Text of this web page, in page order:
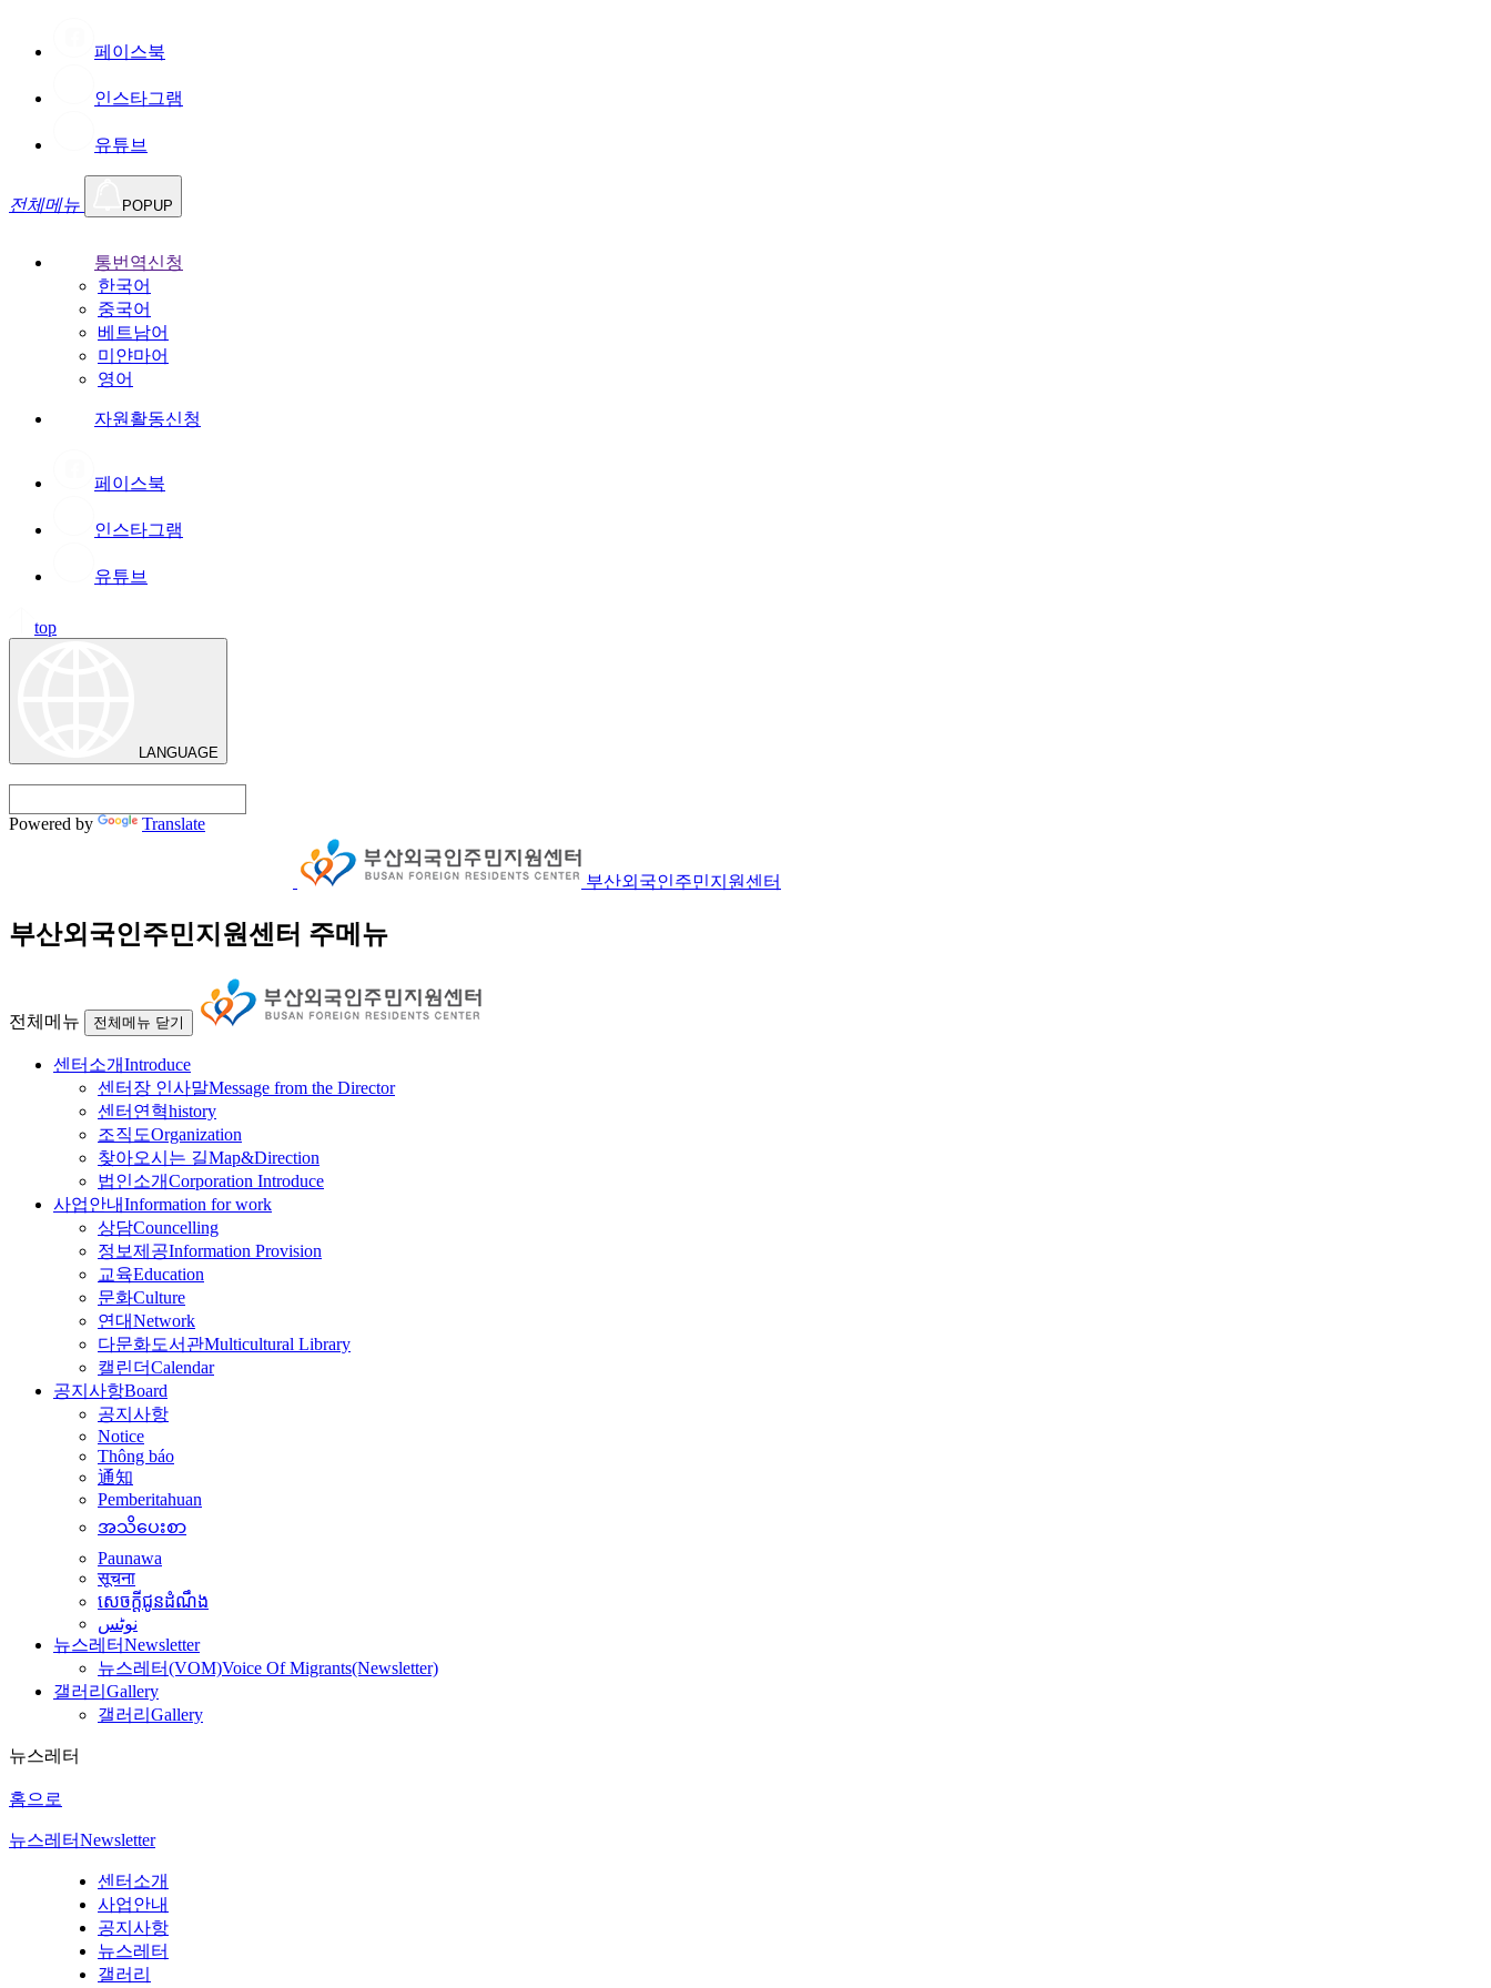
페이스북
인스타그램
유튜브
전체메뉴 POPUP
통번역신청
한국어
중국어
베트남어
미얀마어
영어
자원활동신청
페이스북
인스타그램
유튜브
top
LANGUAGE
Powered by Translate
부산외국인주민지원센터
부산외국인주민지원센터 주메뉴
전체메뉴 전체메뉴 닫기
센터소개Introduce
센터장 인사말Message from the Director
센터연혁history
조직도Organization
찾아오시는 길Map&Direction
법인소개Corporation Introduce
사업안내Information for work
상담Councelling
정보제공Information Provision
교육Education
문화Culture
연대Network
다문화도서관Multicultural Library
캘린더Calendar
공지사항Board
공지사항
Notice
Thông báo
通知
Pemberitahuan
အသိပေးစာ
Paunawa
सूचना
សេចក្តីជូនដំណឹង
نوٹس
뉴스레터Newsletter
뉴스레터(VOM)Voice Of Migrants(Newsletter)
갤러리 Gallery
갤러리 Gallery
뉴스레터
홈으로
뉴스레터Newsletter
센터소개
사업안내
공지사항
뉴스레터
갤러리